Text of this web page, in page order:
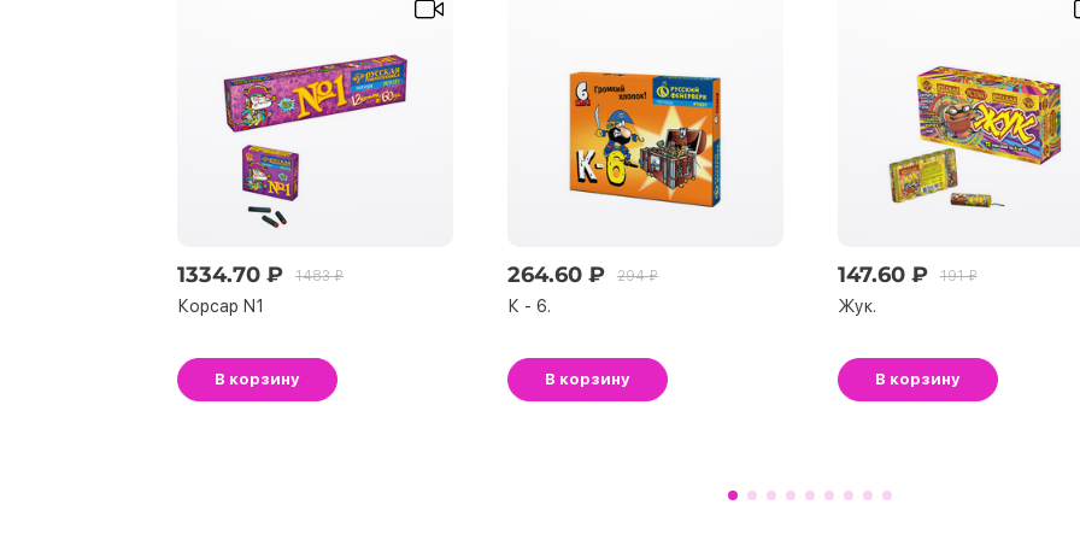
1334.70 ₽ 1483 ₽
Корсар N1
В корзину
264.60 ₽ 294 ₽
К - 6.
В корзину
147.60 ₽ 191 ₽
Жук.
В корзину